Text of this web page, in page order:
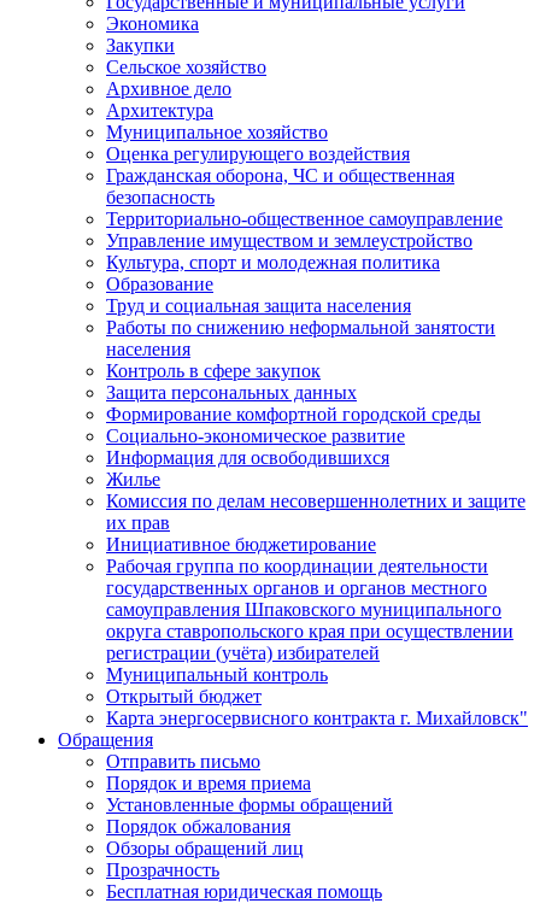
Экономика
Закупки
Сельское хозяйство
Архивное дело
Архитектура
Муниципальное хозяйство
Оценка регулирующего воздействия
Гражданская оборона, ЧС и общественная
безопасность
Территориально-общественное самоуправление
Управление имуществом и землеустройство
Культура, спорт и молодежная политика
Образование
Труд и социальная защита населения
Работы по снижению неформальной занятости
населения
Контроль в сфере закупок
Защита персональных данных
Формирование комфортной городской среды
Социально-экономическое развитие
Информация для освободившихся
Жилье
Комиссия по делам несовершеннолетних и защите
их прав
Инициативное бюджетирование
Рабочая группа по координации деятельности
государственных органов и органов местного
самоуправления Шпаковского муниципального
округа ставропольского края при осуществлении
регистрации (учёта) избирателей
Муниципальный контроль
Открытый бюджет
Карта энергосервисного контракта г. Михайловск"
Обращения
Отправить письмо
Порядок и время приема
Установленные формы обращений
Порядок обжалования
Обзоры обращений лиц
Прозрачность
Бесплатная юридическая помощь